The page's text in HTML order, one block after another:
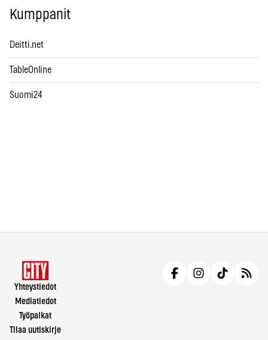
Kumppanit
Deitti.net
TableOnline
Suomi24
Yhteystiedot
Mediatiedot
Työpaikat
Tilaa uutiskirje